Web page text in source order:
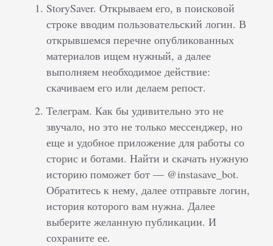
StorySaver. Открываем его, в поисковой
строке вводим пользовательский логин. В
открывшемся перечне опубликованных
материалов ищем нужный, а далее
выполняем необходимое действие:
скачиваем его или делаем репост.
Телеграм. Как бы удивительно это не
звучало, но это не только мессенджер, но
еще и удобное приложение для работы со
сторис и ботами. Найти и скачать нужную
историю поможет бот — @instasave_bot.
Обратитесь к нему, далее отправьте логин,
история которого вам нужна. Далее
выберите желанную публикации. И
сохраните ее.